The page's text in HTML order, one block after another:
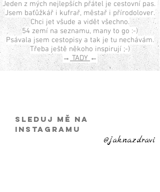
Jeden z mých nejlepších přátel je cestovní pas.
Jsem baťůžkář i kufrař, městař i přírodolover.
Chci jet všude a vidět všechno.
54 zemí na seznamu, many to go :-)
Psávala jsem cestopisy a tak je tu nechávám.
Třeba ještě někoho inspirují ;-)
→ TADY ←
Sleduj mě na
Instagramu
@jak.na.zdravi